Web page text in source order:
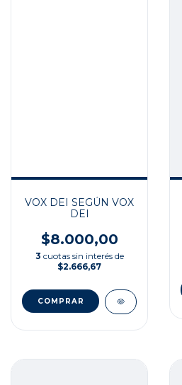
VOX DEI SEGÚN VOX
DEI
$8.000,00
3 cuotas sin interés de
$2.666,67